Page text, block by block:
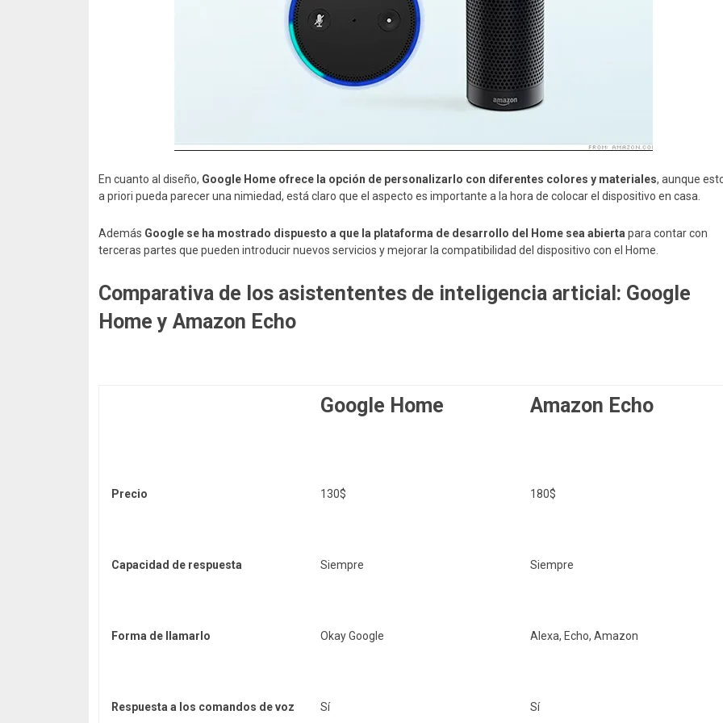
En cuanto al diseño, Google Home ofrece la opción de personalizarlo con diferentes colores y materiales, aunque
a priori pueda parecer una nimiedad, está claro que el aspecto es importante a la hora de colocar el dispositivo en casa.
Además Google se ha mostrado dispuesto a que la plataforma de desarrollo del Home sea abierta para contar con
terceras partes que pueden introducir nuevos servicios y mejorar la compatibilidad del dispositivo con el Home.
Comparativa de los asistententes de inteligencia articial: Google
Home y Amazon Echo
Google Home Amazon Echo
Precio 130$ 180$
Capacidad de respuesta Siempre Siempre
Forma de llamarlo Okay Google Alexa, Echo, Amazon
Respuesta a los comandos de voz Sí Sí